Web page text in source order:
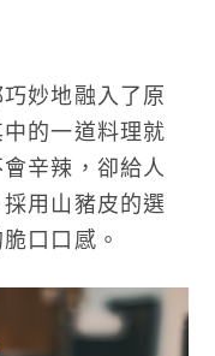
妙地融入了原
的一道料理就
辛辣，卻給人
用山豬皮的選
口口感。